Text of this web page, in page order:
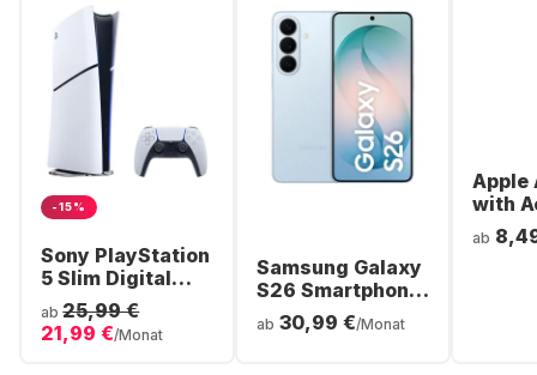
-15%
Sony PlayStation
5 Slim Digital
Console
ab 25,99 €
21,99 €/Monat
Samsung Galaxy
S26 Smartphone
- 256GB - Dual
SIM
ab 30,99 €/Monat
Apple
with
Noise
ab